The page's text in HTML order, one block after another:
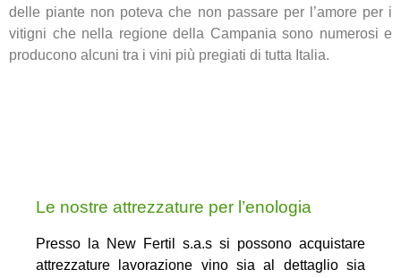
delle piante non poteva che non passare per l’amore per i
vitigni che nella regione della Campania sono numerosi e
producono alcuni tra i vini più pregiati di tutta Italia.
Le nostre attrezzature per l’enologia
Presso la New Fertil s.a.s si possono acquistare
attrezzature lavorazione vino sia al dettaglio sia